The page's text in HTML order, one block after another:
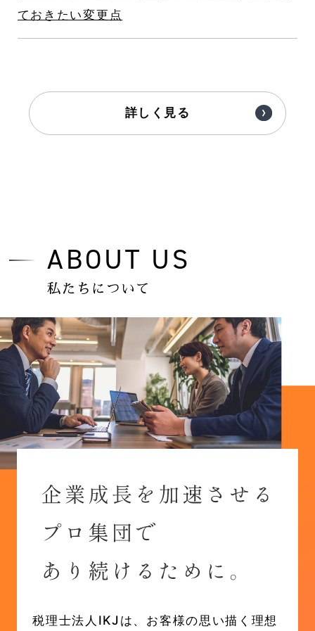
ておきたい変更点
詳しく見る
ABOUT US
私たちについて
税理士法人IKJは、お客様の思い描く理想